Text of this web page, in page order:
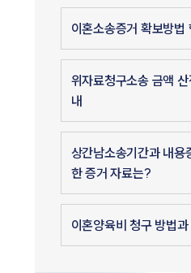
이혼소송증거 확보방법
위자료청구소송 금액
내
상간남소송기간과 내용
한 증거 자료는?
이혼양육비 청구 방법